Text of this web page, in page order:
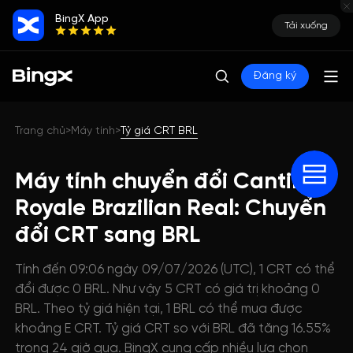
BingX App
Tải xuống
Đăng ký
Trang chủ>Máy tính>Tỷ giá CRT BRL
Máy tính chuyển đổi Cantina
Royale Brazilian Real: Chuyển
đổi CRT sang BRL
Tính đến 09:06 ngày 09/07/2026 (UTC), 1 CRT có thể
đổi được 0 BRL. Như vậy 5 CRT có giá trị khoảng 0
BRL. Theo tỷ giá hiện tại, 1 BRL có thể mua được
khoảng E CRT. Tỷ giá CRT so với BRL đã tăng 16.55%
trong 24 giờ qua. BingX cung cấp nhiều lựa chọn